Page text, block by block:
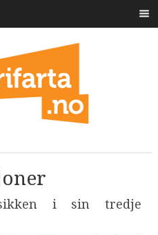
i sin tredje